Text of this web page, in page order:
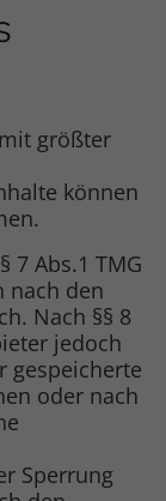
größter
können
7 Abs.1 TMG
nach den
Nach §§ 8
jedoch
gespeicherte
oder nach
Sperrung